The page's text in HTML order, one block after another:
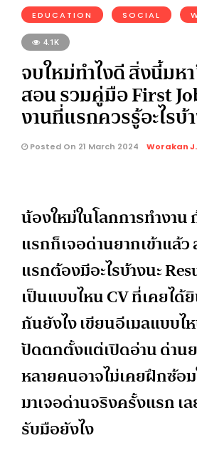
EDUCATION SOCIAL
4.1K
จบใหม่ทำไงดี สิ่งนี้มห
สอน รวมคู่มือ First
งานที่แรกควรรู้อะไรบ้
Posted On 21 March 2024 Worakan J.
น้องใหม่ในโลกการทำงาน
แรกก็เจอด่านยากเข้าแล้
แรกต้องมีอะไรบ้างนะ
เป็นแบบไหน CV ที่เคยได้
กันยังไง เขียนอีเมลแบบไ
ปัดตกตั้งแต่เปิดอ่าน ด่าน
หลายคนอาจไม่เคยฝึกซ้อ
มาเจอด่านจริงครั้งแรก เ
รับมือยังไง